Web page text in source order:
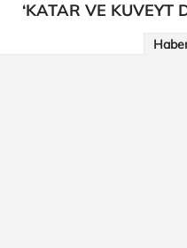
‘KATAR VE KUVEYT